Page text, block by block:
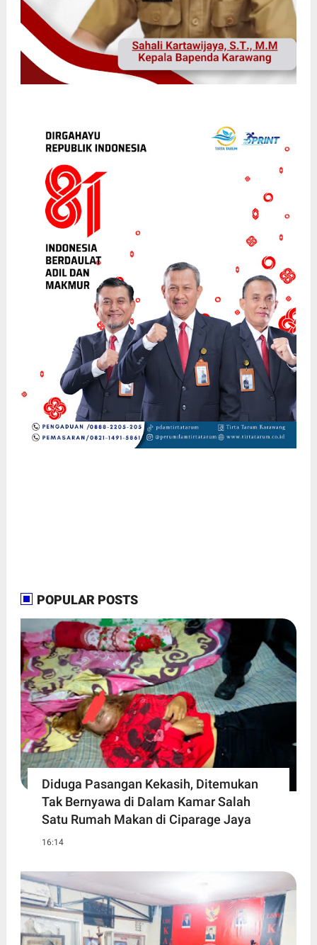
POPULAR POSTS
Diduga Pasangan Kekasih, Ditemukan
Tak Bernyawa di Dalam Kamar Salah
Satu Rumah Makan di Ciparage Jaya
16:14